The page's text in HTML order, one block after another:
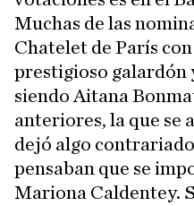
Muchas de las
Chatelet de París
prestigioso
siendo Aitana
anteriores, la que se
dejó algo
pensaban que se
Mariona Caldentey.